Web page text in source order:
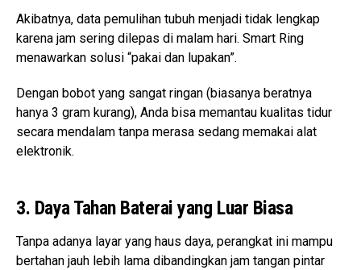
Akibatnya, data pemulihan tubuh menjadi tidak lengkap
karena jam sering dilepas di malam hari. Smart Ring
menawarkan solusi “pakai dan lupakan”.
Dengan bobot yang sangat ringan (biasanya beratnya
hanya 3 gram kurang), Anda bisa memantau kualitas tidur
secara mendalam tanpa merasa sedang memakai alat
elektronik.
3. Daya Tahan Baterai yang Luar Biasa
Tanpa adanya layar yang haus daya, perangkat ini mampu
bertahan jauh lebih lama dibandingkan jam tangan pintar